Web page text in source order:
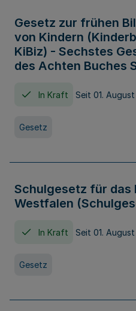
Gesetz zur frühen
von Kindern
KiBiz) - Sechstes
des Achten Buches
In Kraft Seit 01.
Gesetz
Schulgesetz für das
Westfalen
In Kraft Seit 01.
Gesetz